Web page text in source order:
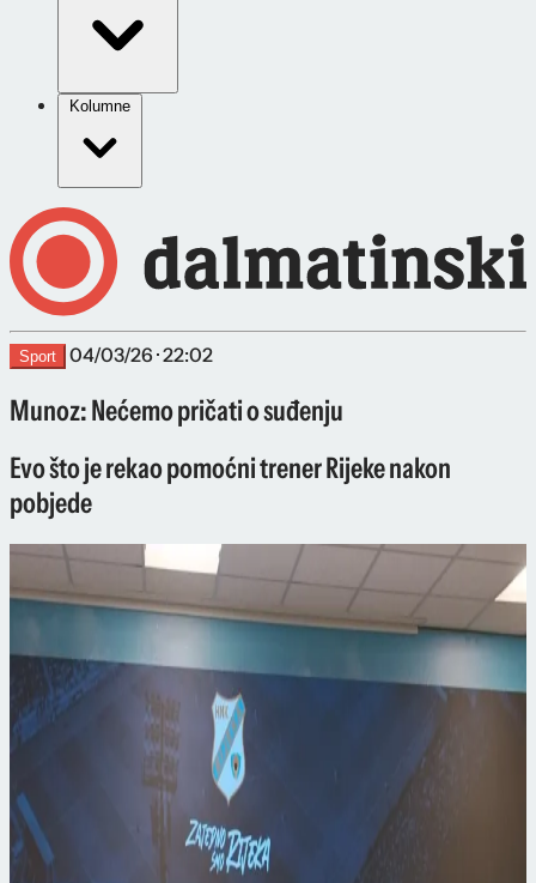
Kolumne
Sport 04/03/26 · 22:02
Munoz: Nećemo pričati o suđenju
Evo što je rekao pomoćni trener Rijeke nakon
pobjede